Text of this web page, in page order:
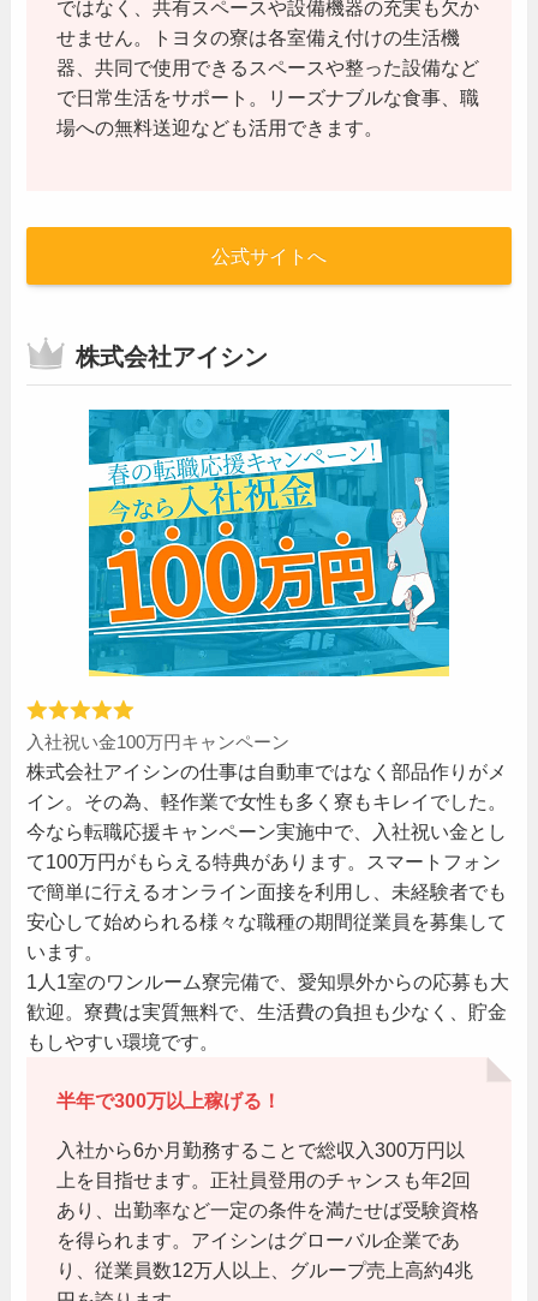
ではなく、共有スペースや設備機器の充実も欠か
せません。トヨタの寮は各室備え付けの生活機
器、共同で使用できるスペースや整った設備など
で日常生活をサポート。リーズナブルな食事、職
場への無料送迎なども活用できます。
公式サイトへ
株式会社アイシン
入社祝い金100万円キャンペーン
株式会社アイシンの仕事は自動車ではなく部品作りがメ
イン。その為、軽作業で女性も多く寮もキレイでした。
今なら転職応援キャンペーン実施中で、入社祝い金とし
て100万円がもらえる特典があります。スマートフォン
で簡単に行えるオンライン面接を利用し、未経験者でも
安心して始められる様々な職種の期間従業員を募集して
います。
1人1室のワンルーム寮完備で、愛知県外からの応募も大
歓迎。寮費は実質無料で、生活費の負担も少なく、貯金
もしやすい環境です。
半年で300万以上稼げる！
入社から6か月勤務することで総収入300万円以
上を目指せます。正社員登用のチャンスも年2回
あり、出勤率など一定の条件を満たせば受験資格
を得られます。アイシンはグローバル企業であ
り、従業員数12万人以上、グループ売上高約4兆